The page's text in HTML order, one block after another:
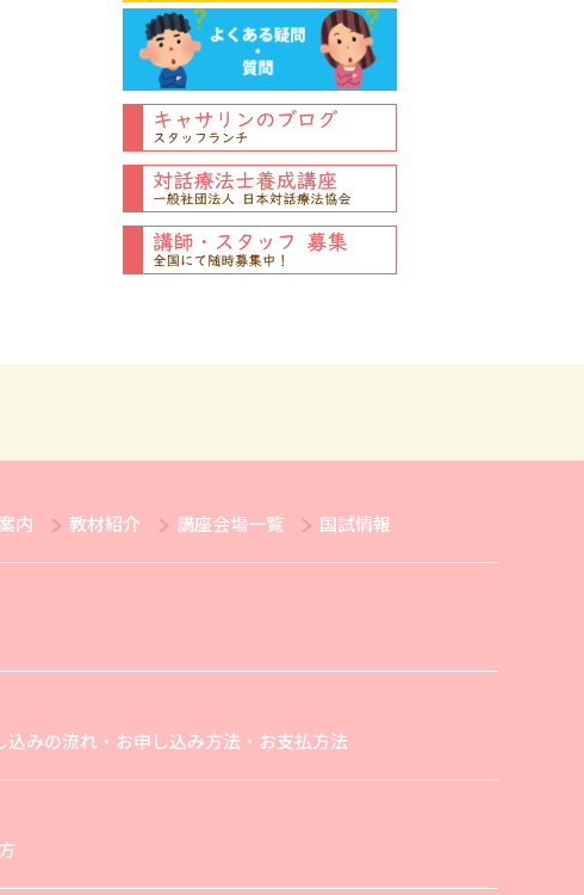
内 教材紹介 講座会場一覧 国試情報
込みの流れ・お申し込み方法・お支払方法